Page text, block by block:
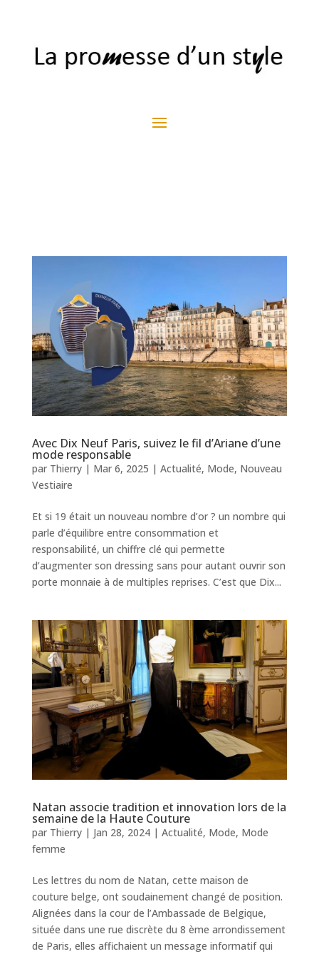
Avec Dix Neuf Paris, suivez le fil d’Ariane d’une
mode responsable
par Thierry| Mar 6, 2025 | Actualité, Mode, Nouveau
Vestiaire
Et si 19 était un nouveau nombre d’or ? un nombre qui
parle d’équilibre entre consommation et
responsabilité, un chiffre clé qui permette
d’augmenter son dressing sans pour autant ouvrir son
porte monnaie à de multiples reprises. C’est que Dix...
Natan associe tradition et innovation lors de la
semaine de la Haute Couture
par Thierry| Jan 28, 2024| Actualité, Mode, Mode
femme
Les lettres du nom de Natan, cette maison de
couture belge, ont soudainement changé de position.
Alignées dans la cour de l’Ambassade de Belgique,
située dans une rue discrète du 8 ème arrondissement
de Paris, elles affichaient un message informatif qui